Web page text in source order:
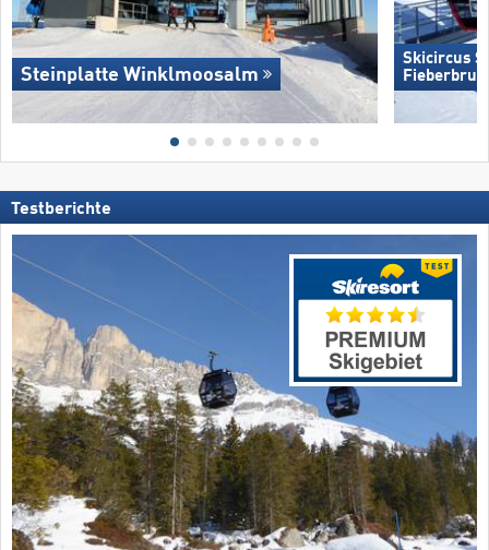
Steinplatte Winklmoosalm
Skicircus
Testberichte